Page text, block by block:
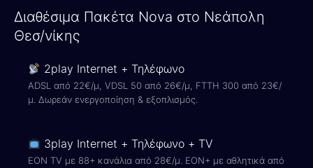
Διαθέσιμα Πακέτα Nova στο Νεάπολη
Θεσ/νίκης
2play Internet + Τηλέφωνο
ADSL από 22€/μ, VDSL 50 από 26€/μ, FTTH 300 από 23€/
μ. Δωρεάν ενεργοποίηση & εξοπλισμός.
3play Internet + Τηλέφωνο + TV
EON TV με 88+ κανάλια από 28€/μ. EON+ με αθλητικά από